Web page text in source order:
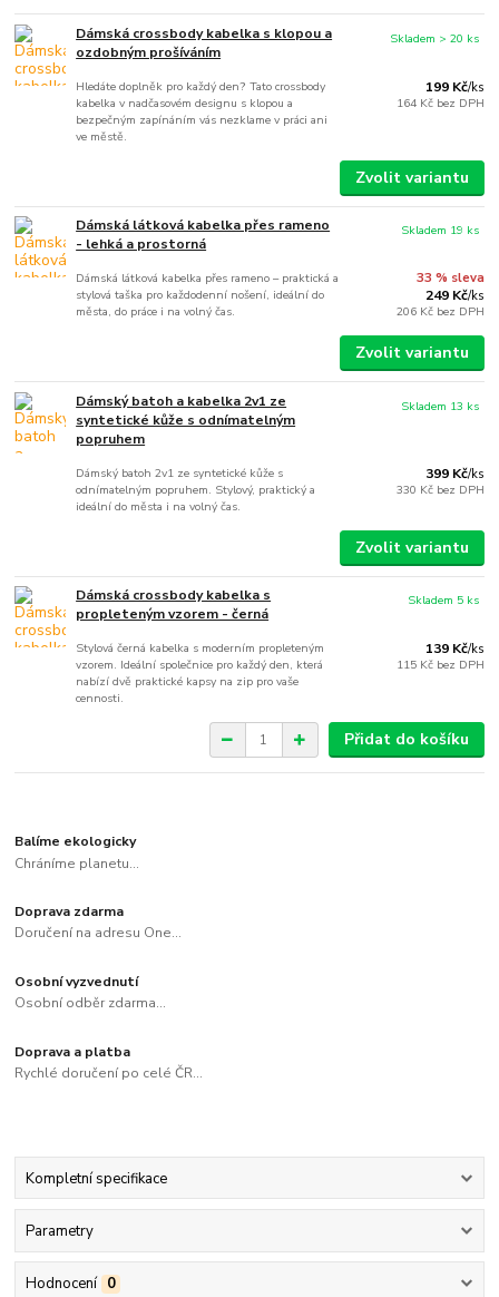
Dámská crossbody kabelka s klopou a
ozdobným prošíváním
Hledáte doplněk pro každý den? Tato crossbody
kabelka v nadčasovém designu s klopou a
bezpečným zapínáním vás nezklame v práci ani
ve městě.
199 Kč/ks
164 Kč bez DPH
Skladem > 20 ks
Zvolit variantu
Dámská látková kabelka přes rameno
- lehká a prostorná
Dámská látková kabelka přes rameno – praktická a
stylová taška pro každodenní nošení, ideální do
města, do práce i na volný čas.
33 % sleva
249 Kč/ks
206 Kč bez DPH
Skladem 19 ks
Zvolit variantu
Dámský batoh a kabelka 2v1 ze
syntetické kůže s odnímatelným
popruhem
Dámský batoh 2v1 ze syntetické kůže s
odnímatelným popruhem. Stylový, praktický a
ideální do města i na volný čas.
399 Kč/ks
330 Kč bez DPH
Skladem 13 ks
Zvolit variantu
Dámská crossbody kabelka s
propleteným vzorem - černá
Stylová černá kabelka s moderním propleteným
vzorem. Ideální společnice pro každý den, která
nabízí dvě praktické kapsy na zip pro vaše
cennosti.
139 Kč/ks
115 Kč bez DPH
Skladem 5 ks
Přidat do košíku
Balíme ekologicky
Chráníme planetu...
Doprava zdarma
Doručení na adresu One...
Osobní vyzvednutí
Osobní odběr zdarma...
Doprava a platba
Rychlé doručení po celé ČR...
Kompletní specifikace
Parametry
Hodnocení 0